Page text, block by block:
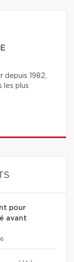
1982,
les plus
pour
avant